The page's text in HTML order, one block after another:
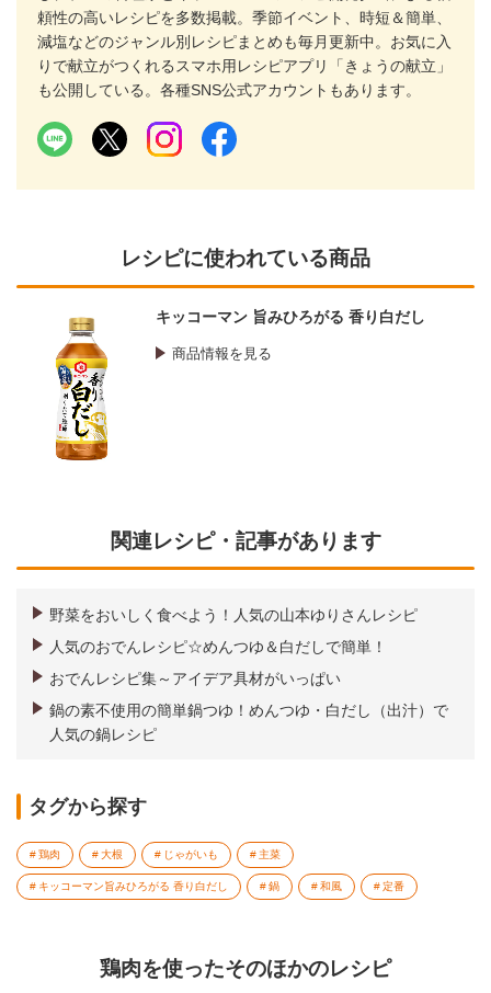
頼性の高いレシピを多数掲載。季節イベント、時短＆簡単、
減塩などのジャンル別レシピまとめも毎月更新中。お気に入
りで献立がつくれるスマホ用レシピアプリ「きょうの献立」
も公開している。各種SNS公式アカウントもあります。
レシピに使われている商品
キッコーマン 旨みひろがる 香り白だし
商品情報を見る
関連レシピ・記事があります
野菜をおいしく食べよう！人気の山本ゆりさんレシピ
人気のおでんレシピ☆めんつゆ＆白だしで簡単！
おでんレシピ集～アイデア具材がいっぱい
鍋の素不使用の簡単鍋つゆ！めんつゆ・白だし（出汁）で
人気の鍋レシピ
タグから探す
鶏肉 大根 じゃがいも 主菜
キッコーマン旨みひろがる 香り白だし 鍋 和風 定番
鶏肉を使ったそのほかのレシピ